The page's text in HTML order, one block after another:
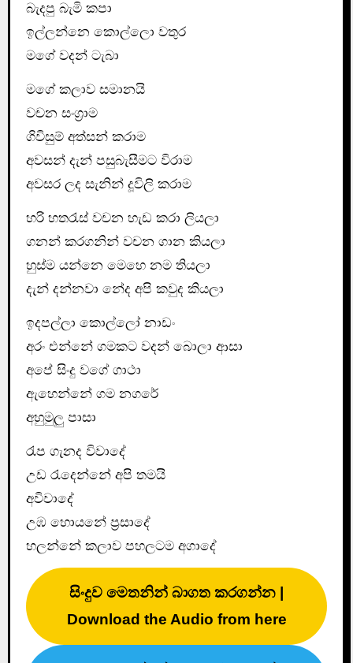
බැදපු බැමි කපා
ඉල්ලන්නෙ කොල්ලො වතුර
මගේ වදන් ටැබා
මගේ කලාව සමානයි
වචන සංග්‍රාම
ගිවිසුම් අත්සන් කරාම
අවසන් දැන් පසුබැසීමට විරාම
අවසර ලද සැනින් දූවිලි කරාම
හරි හතරැස් වචන හැඩ කරා ලියලා
ගනන් කරගනින් වචන ගාන කියලා
හුස්ම යන්නෙ මෙහෙ නම තියලා
දැන් දන්නවා නේද අපි කවුද කියලා
ඉදපල්ලා කොල්ලෝ නාඩං
අරං එන්නේ ගමකට වදන් බොලා ආසා
අපේ සිංදු වගේ ගාථා
ඇහෙන්නේ ගම නගරේ
අහුමුලු පාසා
රැප ගැනද විවාදේ
උඩ රැදෙන්නේ අපි තමයි
අවිවාදේ
උඹ හොයනේ ප්‍රසාදේ
හලන්නේ කලාව පහලටම අගාදේ
සිංදුව මෙතනින් බාගත කරගන්න |
Download the Audio from here